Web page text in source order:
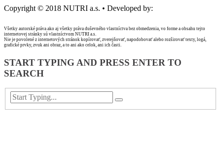
Copyright © 2018 NUTRI a.s. • Developed by:
Všetky autorské práva ako aj všetky práva duševného vlastníctva bez obmedzenia, vo forme a obsahu tejto
internetovej stránky sú vlastníctvom NUTRI a.s.
Nie je povolené z internetových stránok kopírovať, zverejňovať, napodobovať alebo rozširovať texty, logá,
grafické prvky, zvuk ani obraz, a to ani ako celok, ani ich časti.
START TYPING AND PRESS ENTER TO
SEARCH